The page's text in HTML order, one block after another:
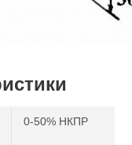
0-50% НКПР